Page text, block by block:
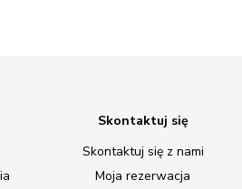
Skontaktuj się
Skontaktuj się z nami
Moja rezerwacja